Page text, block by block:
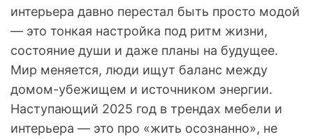
интерьера давно перестал быть просто модой
— это тонкая настройка под ритм жизни,
состояние души и даже планы на будущее.
Мир меняется, люди ищут баланс между
домом-убежищем и источником энергии.
Наступающий 2025 год в трендах мебели и
интерьера — это про «жить осознанно», не